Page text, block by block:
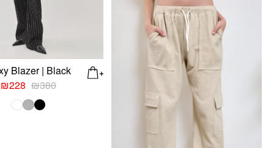
Blazer | Black
₪380
המחיר
המקורי
היה:
₪228